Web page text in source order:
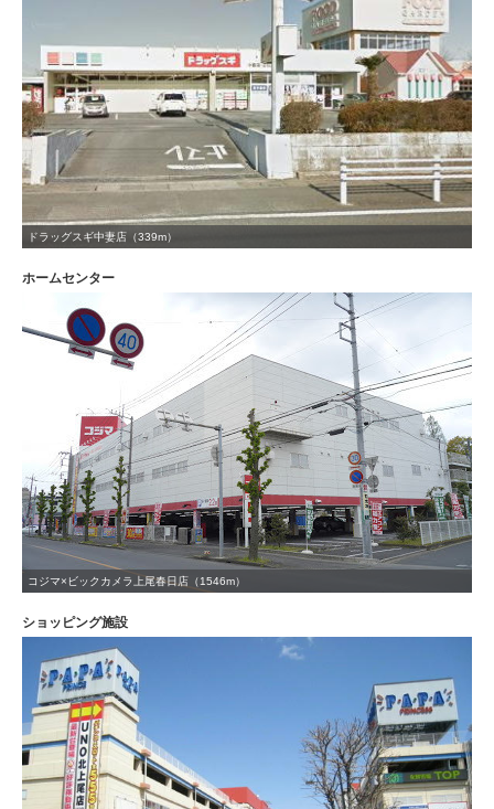
ドラッグスギ中妻店（339m）
ホームセンター
コジマ×ビックカメラ上尾春日店（1546m）
ショッピング施設